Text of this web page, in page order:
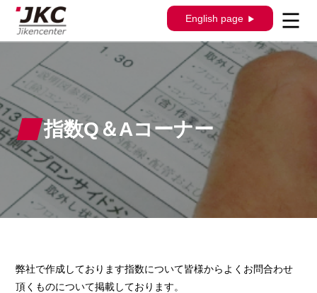
English page
指数Q＆Aコーナー
弊社で作成しております指数について皆様からよくお問合わせ
頂くものについて掲載しております。